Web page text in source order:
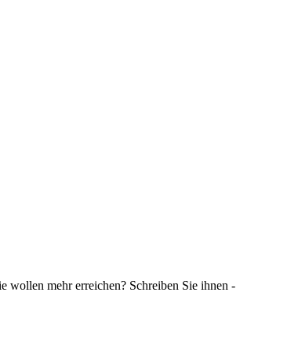
wollen mehr erreichen? Schreiben Sie ihnen -